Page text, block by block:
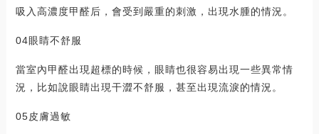
吸入高濃度甲醛后，會受到嚴重的刺激，出現水腫的情況。
04眼睛不舒服
當室內甲醛出現超標的時候，眼睛也很容易出現一些異常情
況，比如說眼睛出現干澀不舒服，甚至出現流淚的情況。
05皮膚過敏